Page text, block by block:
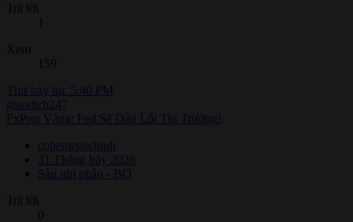
Trả lời
Xem
159
Thứ bảy lúc 5:40 PM
giaodich247
FxPro: Vàng: Fed Sẽ Dẫn Lối Thị Trường!
cobemetaichinh
31 Tháng bảy 2026
Sàn nhị phân - BO
Trả lời
0